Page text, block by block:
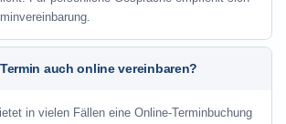
auch online vereinbaren?
in vielen Fällen eine Online-Terminbuchung